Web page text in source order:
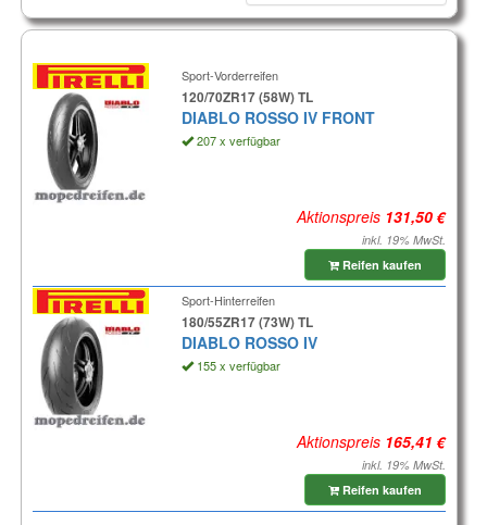
Sport-Vorderreifen
120/70ZR17 (58W) TL
DIABLO ROSSO IV FRONT
207 x verfügbar
Aktionspreis
inkl. 19% MwSt.
Reifen kaufen
Sport-Hinterreifen
180/55ZR17 (73W) TL
DIABLO ROSSO IV
155 x verfügbar
Aktionspreis
inkl. 19% MwSt.
Reifen kaufen